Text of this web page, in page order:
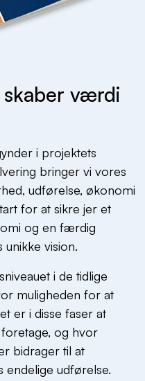
værdi
i projektets
bringer vi vores
udførelse, økonomi
for at sikre jer et
og en færdig
vision.
i de tidlige
muligheden for at
er i disse faser at
og hvor
bidrager til at
endelige udførelse.